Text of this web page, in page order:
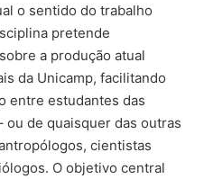
o sentido do trabalho
pretende
a produção atual
da Unicamp, facilitando
entre estudantes das
ou de quaisquer das outras
cientistas
O objetivo central